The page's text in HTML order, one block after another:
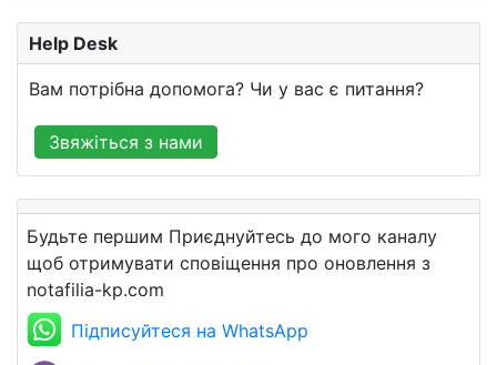
Help Desk
Вам потрібна допомога? Чи у вас є питання?
Звяжіться з нами
Будьте першим Приєднуйтесь до мого каналу
щоб отримувати сповіщення про оновлення з
notafilia-kp.com
Підписуйтеся на WhatsApp